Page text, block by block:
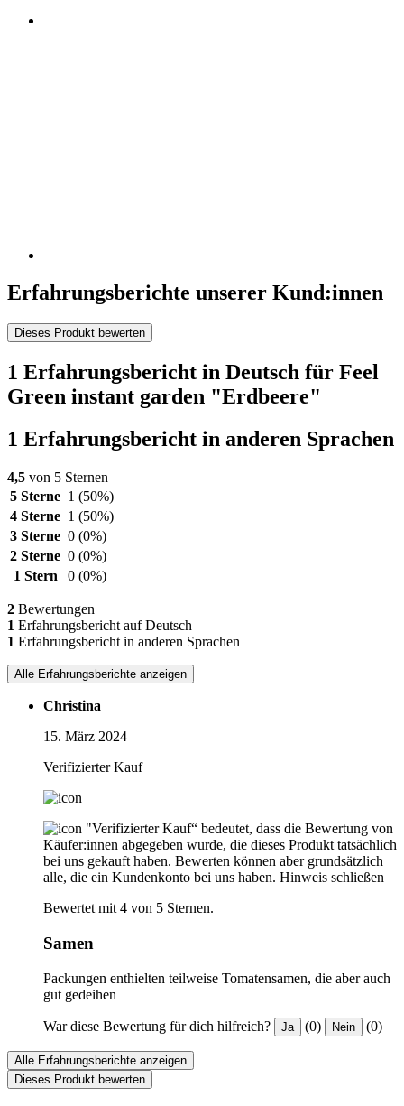
Erfahrungsberichte unserer Kund:innen
Dieses Produkt bewerten
1 Erfahrungsbericht in Deutsch für Feel
Green instant garden "Erdbeere"
1 Erfahrungsbericht in anderen Sprachen
4,5 von 5 Sternen
5 Sterne 1 (50%)
4 Sterne 1 (50%)
3 Sterne 0 (0%)
2 Sterne 0 (0%)
1 Stern
0 (0%)
2 Bewertungen
1 Erfahrungsbericht auf Deutsch
1 Erfahrungsbericht in anderen Sprachen
Alle Erfahrungsberichte anzeigen
Christina
15. März 2024
Verifizierter Kauf
"Verifizierter Kauf“ bedeutet, dass die Bewertung von
Käufer:innen abgegeben wurde, die dieses Produkt tatsächlich
bei uns gekauft haben. Bewerten können aber grundsätzlich
alle, die ein Kundenkonto bei uns haben. Hinweis schließen
Bewertet mit 4 von 5 Sternen.
Samen
Packungen enthielten teilweise Tomatensamen, die aber auch
gut gedeihen
War diese Bewertung für dich hilfreich? Ja (0) Nein (0)
Alle Erfahrungsberichte anzeigen
Dieses Produkt bewerten